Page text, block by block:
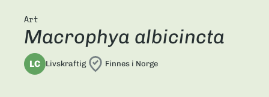
Art
Macrophya albicincta
LC Livskraftig Finnes i Norge